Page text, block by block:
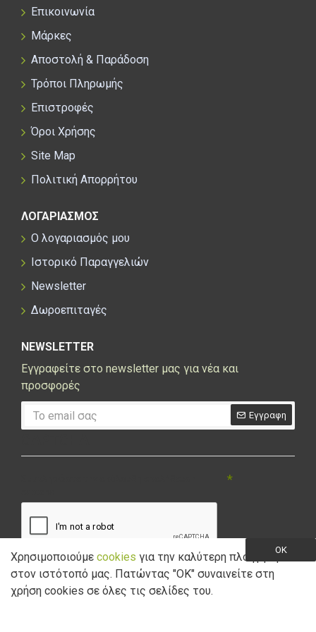
Επικοινωνία
Μάρκες
Αποστολή & Παράδοση
Τρόποι Πληρωμής
Επιστροφές
Όροι Χρήσης
Site Map
Πολιτική Απορρήτου
ΛΟΓΑΡΙΑΣΜΟΣ
Ο λογαριασμός μου
Ιστορικό Παραγγελιών
Newsletter
Δωροεπιταγές
NEWSLETTER
Εγγραφείτε στο newsletter μας για νέα και
προσφορές
Εγγραφη
Έχω διαβάσει και αποδέχομαι την Πολιτική Απορρήτου
OK
Χρησιμοποιούμε cookies για την καλύτερη πλοήγηση
στον ιστότοπό μας. Πατώντας "ΟK" συναινείτε στη
χρήση cookies σε όλες τις σελίδες του.